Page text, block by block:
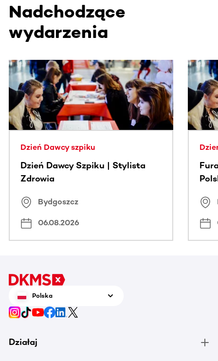
Nadchodzące
wydarzenia
Ta sekcja zawiera treści przewijane w poziomie. Użyj
Dzień Dawcy szpiku
Dzień Dawcy Szpiku | Stylista
Zdrowia
Bydgoszcz
06.08.2026
Polska
Działaj